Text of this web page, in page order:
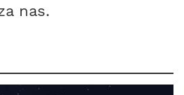
nas.